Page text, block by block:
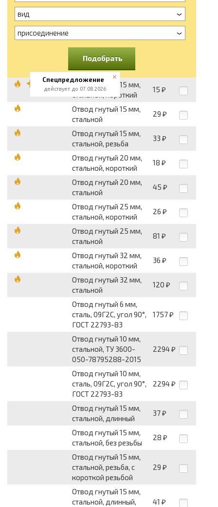
вид
присоединение
Подобрать
Отвод гнутый 15 мм,
стальной, короткий
15 ₽
Отвод гнутый 15 мм,
стальной
29 ₽
Отвод гнутый 15 мм,
стальной, резьба
33 ₽
Отвод гнутый 20 мм,
стальной, короткий
18 ₽
Отвод гнутый 20 мм,
стальной
45 ₽
Отвод гнутый 25 мм,
стальной, короткий
26 ₽
Отвод гнутый 25 мм,
стальной
81 ₽
Отвод гнутый 32 мм,
стальной, короткий
36 ₽
Отвод гнутый 32 мм,
стальной
120 ₽
Отвод гнутый 6 мм,
сталь, 09Г2С, угол 90°,
ГОСТ 22793-83
1757 ₽
Отвод гнутый 10 мм,
стальной, ТУ 3600-
050-78795288-2015
2294 ₽
Отвод гнутый 10 мм,
сталь, 09Г2С, угол 90°,
ГОСТ 22793-83
2294 ₽
Отвод гнутый 15 мм,
стальной, длинный
37 ₽
Отвод гнутый 15 мм,
стальной, без резьбы
28 ₽
Отвод гнутый 15 мм,
стальной, резьба, с
короткой резьбой
29 ₽
Отвод гнутый 15 мм,
стальной, длинный,
41 ₽
Спецпредложение
действует до 07.08.2026